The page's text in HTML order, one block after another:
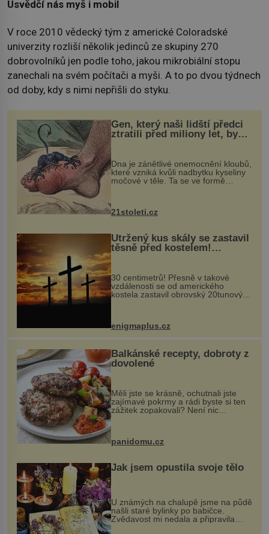
Usvědčí nás myš i mobil
V roce 2010 vědecký tým z americké Coloradské
univerzity rozliší několik jedinců ze skupiny 270
dobrovolníků jen podle toho, jakou mikrobiální stopu
zanechali na svém počítači a myši. A to po dvou týdnech
od doby, kdy s nimi nepřišli do styku.
Gen, který naši lidští předci
ztratili před miliony let, by
mohl pomoci s léčbou
„nemoci králů“
Dna je zánětlivé onemocnění kloubů,
které vzniká kvůli nadbytku kyseliny
močové v těle. Ta se ve formě
nohou, a způsobuje bole...
21stoleti.cz
Utržený kus skály se zastavil
těsně před kostelem!
Ochránila ho boží síla?
30 centimetrů! Přesně v takové
vzdálenosti se od amerického
kostela zastavil obrovský 20tunový
...
enigmaplus.cz
Balkánské recepty, dobroty z
dovolené
Měli jste se krásně, ochutnali jste
zajímavé pokrmy a rádi byste si ten
zážitek zopakovali? Není nic
snazšího. Pljeskavica (10 porcí)
Možná jste ji ochutnali na dovolené v
panidomu.cz
Jak jsem opustila svoje tělo
U známých na chalupě jsme na půdě
našli staré bylinky po babičce.
Zvědavost mi nedala a připravila
jsem si z nich lektvar… Zimní pobyt